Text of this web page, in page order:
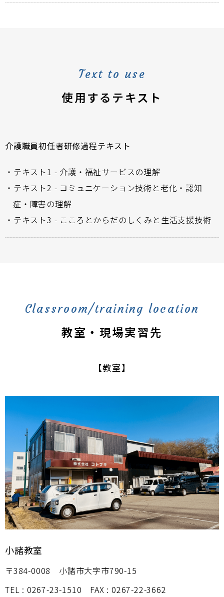
Text to use
使用するテキスト
介護職員初任者研修過程テキスト
・テキスト1 - 介護・福祉サービスの理解
・テキスト2 - コミュニケーション技術と老化・認知
症・障害の理解
・テキスト3 - こころとからだのしくみと生活支援技術
Classroom/training location
教室・現場実習先
【教室】
小諸教室
〒384-0008 小諸市大字市790-15
TEL : 0267-23-1510 FAX : 0267-22-3662